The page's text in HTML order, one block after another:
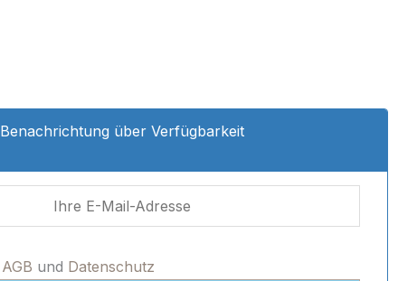
Benachrichtung über Verfügbarkeit
AGB und Datenschutz